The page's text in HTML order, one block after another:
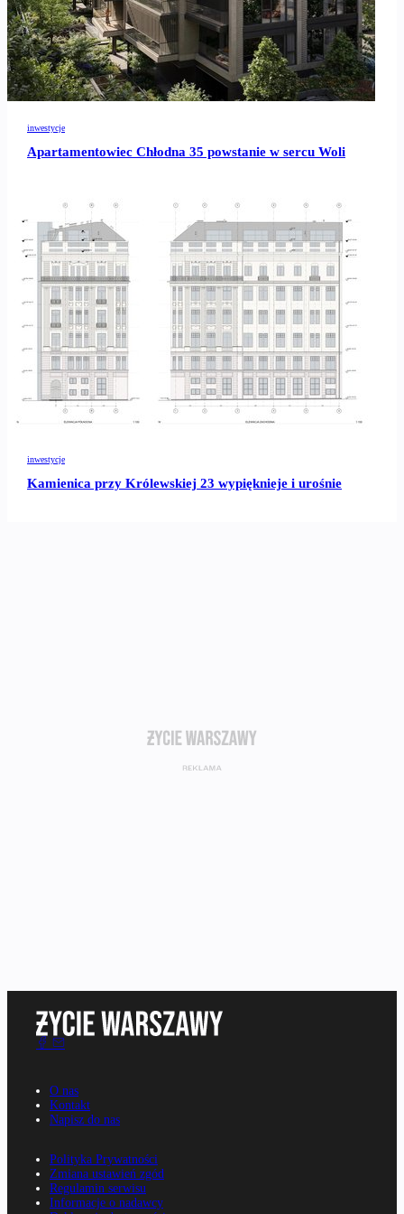
inwestycje
Apartamentowiec Chłodna 35 powstanie w sercu Woli
inwestycje
Kamienica przy Królewskiej 23 wypięknieje i urośnie
O nas
Kontakt
Napisz do nas
Polityka Prywatności
Zmiana ustawień zgód
Regulamin serwisu
Informacje o nadawcy